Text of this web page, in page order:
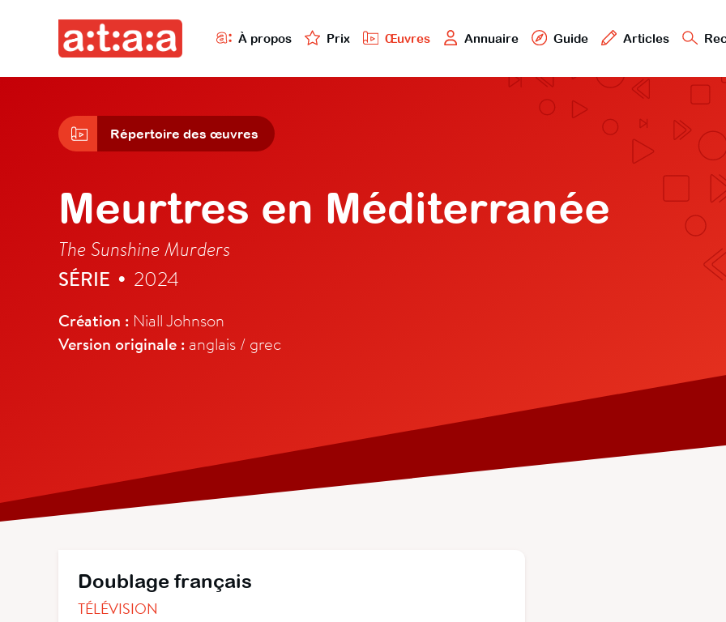
À propos Prix Œuvres Annuaire Guide Articles
Répertoire des œuvres
Meurtres en Méditerranée
The Sunshine Murders
SÉRIE • 2024
Création : Niall Johnson
Version originale : anglais / grec
Doublage français
TÉLÉVISION